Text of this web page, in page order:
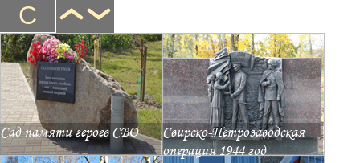
С
Сад памяти героев СВО
Свирско-Петрозаводская
операция 1944 год